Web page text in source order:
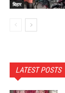
बिहार
LATEST POSTS